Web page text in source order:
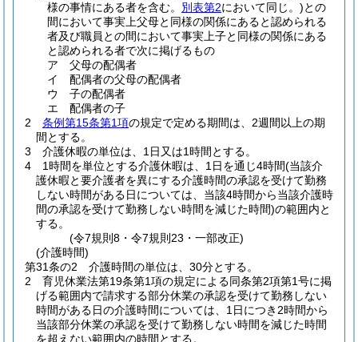
様の事情にある者を含む。 別表第2において同じ。)との
間において事実上父母と同様の関係にあると認められる
者及び職員との間において事実上子と同様の関係にある
と認められる者で次に掲げるもの
ア
父母の配偶者
イ
配偶者の父母の配偶者
ウ
子の配偶者
エ
配偶者の子
2
条例第15条第1項の規定で定める期間は、2週間以上の期
間とする。
3
介護休暇の単位は、1日又は1時間とする。
4
1時間を単位とする介護休暇は、1日を通じ4時間(当該介
護休暇と要介護者を異にする介護時間の承認を受けて勤務
しない時間がある日については、当該4時間から当該介護時
間の承認を受けて勤務しない時間を減じた時間)の範囲内と
する。
(令7規則8・令7規則23・一部改正)
(介護時間)
第31条の2
介護時間の単位は、30分とする。
2
育児休業法第19条第1項の規定による同条第2項第1号に掲
げる範囲内で請求する部分休業の承認を受けて勤務しない
時間がある日の介護時間については、1日につき2時間から
当該部分休業の承認を受けて勤務しない時間を減じた時間
を超えない範囲内の時間とする。